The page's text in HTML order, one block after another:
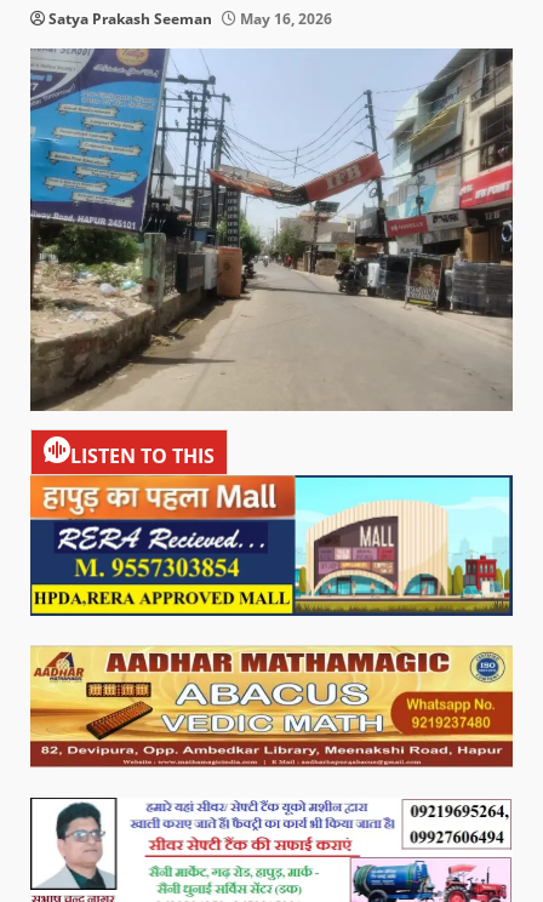
Satya Prakash Seeman May 16, 2026
LISTEN TO THIS